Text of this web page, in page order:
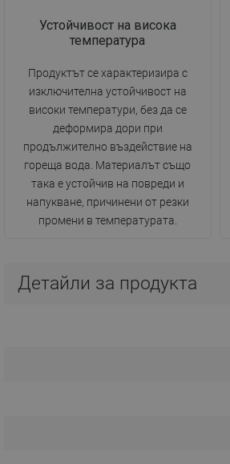
Устойчивост на висока
температура
Продуктът се характеризира с
изключителна устойчивост на
високи температури, без да се
деформира дори при
продължително въздействие на
гореща вода. Материалът също
така е устойчив на повреди и
напукване, причинени от резки
промени в температурата.
Детайли за продукта